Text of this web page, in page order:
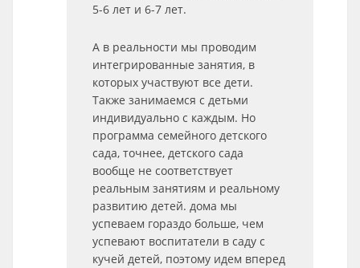
5-6 лет и 6-7 лет.
А в реальности мы проводим
интегрированные занятия, в
которых участвуют все дети.
Также занимаемся с детьми
индивидуально с каждым. Но
программа семейного детского
сада, точнее, детского сада
вообще не соответствует
реальным занятиям и реальному
развитию детей. дома мы
успеваем гораздо больше, чем
успевают воспитатели в саду с
кучей детей, поэтому идем вперед